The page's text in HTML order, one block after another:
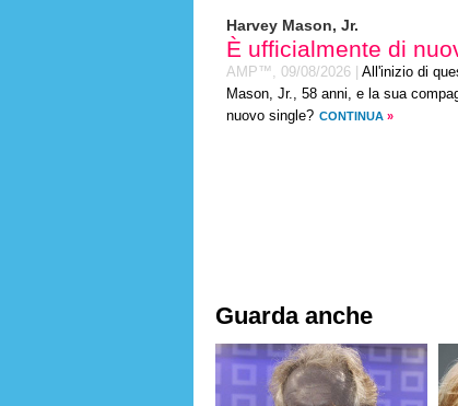
Harvey Mason, Jr.
È ufficialmente di
AMP™, 09/08/2026
All'inizio di
Mason, Jr., 58 anni, e la sua
nuovo single? CONTINUA »
Guarda anche